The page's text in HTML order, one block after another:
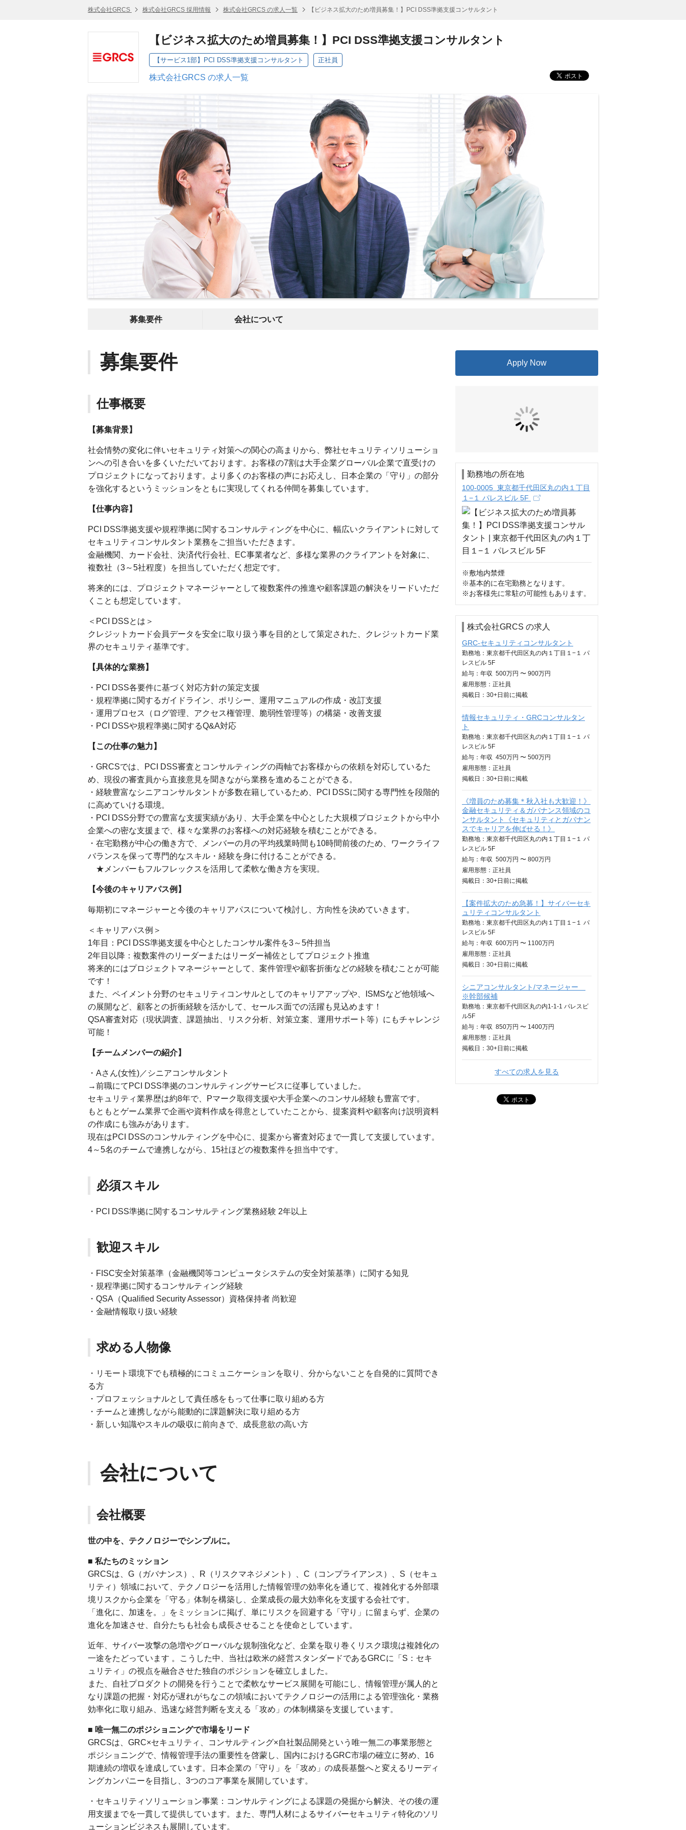
株式会社GRCS 株式会社GRCS 採用情報 株式会社GRCS の求人一覧 【ビジネス拡大のため増員募集！】PCI DSS準拠支援コンサルタント
【ビジネス拡大のため増員募集！】PCI DSS準拠支援コンサルタント
【サービス1部】PCI DSS準拠支援コンサルタント 正社員
株式会社GRCS の求人一覧
募集要件 会社について
募集要件
仕事概要
【募集背景】
社会情勢の変化に伴いセキュリティ対策への関心の高まりから、弊社セキュリティソリューショ
ンへの引き合いを多くいただいております。お客様の7割は大手企業グローバル企業で直受けの
プロジェクトになっております。より多くのお客様の声にお応えし、日本企業の「守り」の部分
を強化するというミッションをともに実現してくれる仲間を募集しています。
【仕事内容】
PCI DSS準拠支援や規程準拠に関するコンサルティングを中心に、幅広いクライアントに対して
セキュリティコンサルタント業務をご担当いただきます。
金融機関、カード会社、決済代行会社、EC事業者など、多様な業界のクライアントを対象に、
複数社（3～5社程度）を担当していただく想定です。
将来的には、プロジェクトマネージャーとして複数案件の推進や顧客課題の解決をリードいただ
くことも想定しています。
＜PCI DSSとは＞
クレジットカード会員データを安全に取り扱う事を目的として策定された、クレジットカード業
界のセキュリティ基準です。
【具体的な業務】
・PCI DSS各要件に基づく対応方針の策定支援
・規程準拠に関するガイドライン、ポリシー、運用マニュアルの作成・改訂支援
・運用プロセス（ログ管理、アクセス権管理、脆弱性管理等）の構築・改善支援
・PCI DSSや規程準拠に関するQ&A対応
【この仕事の魅力】
・GRCSでは、PCI DSS審査とコンサルティングの両軸でお客様からの依頼を対応しているた
め、現役の審査員から直接意見を聞きながら業務を進めることができる。
・経験豊富なシニアコンサルタントが多数在籍しているため、PCI DSSに関する専門性を段階的
に高めていける環境。
・PCI DSS分野での豊富な支援実績があり、大手企業を中心とした大規模プロジェクトから中小
企業への密な支援まで、様々な業界のお客様への対応経験を積むことができる。
・在宅勤務が中心の働き方で、メンバーの月の平均残業時間も10時間前後のため、ワークライフ
バランスを保って専門的なスキル・経験を身に付けることができる。
★メンバーもフルフレックスを活用して柔軟な働き方を実現。
【今後のキャリアパス例】
毎期初にマネージャーと今後のキャリアパスについて検討し、方向性を決めていきます。
＜キャリアパス例＞
1年目：PCI DSS準拠支援を中心としたコンサル案件を3～5件担当
2年目以降：複数案件のリーダーまたはリーダー補佐としてプロジェクト推進
将来的にはプロジェクトマネージャーとして、案件管理や顧客折衝などの経験を積むことが可能
です！
また、ペイメント分野のセキュリティコンサルとしてのキャリアアップや、ISMSなど他領域へ
の展開など、顧客との折衝経験を活かして、セールス面での活躍も見込めます！
QSA審査対応（現状調査、課題抽出、リスク分析、対策立案、運用サポート等）にもチャレンジ
可能！
【チームメンバーの紹介】
・Aさん(女性)／シニアコンサルタント
→前職にてPCI DSS準拠のコンサルティングサービスに従事していました。
セキュリティ業界歴は約8年で、Pマーク取得支援や大手企業へのコンサル経験も豊富です。
もともとゲーム業界で企画や資料作成を得意としていたことから、提案資料や顧客向け説明資料
の作成にも強みがあります。
現在はPCI DSSのコンサルティングを中心に、提案から審査対応まで一貫して支援しています。
4～5名のチームで連携しながら、15社ほどの複数案件を担当中です。
必須スキル
・PCI DSS準拠に関するコンサルティング業務経験 2年以上
歓迎スキル
・FISC安全対策基準（金融機関等コンピュータシステムの安全対策基準）に関する知見
・規程準拠に関するコンサルティング経験
・QSA（Qualified Security Assessor）資格保持者 尚歓迎
・金融情報取り扱い経験
求める人物像
・リモート環境下でも積極的にコミュニケーションを取り、分からないことを自発的に質問でき
る方
・プロフェッショナルとして責任感をもって仕事に取り組める方
・チームと連携しながら能動的に課題解決に取り組める方
・新しい知識やスキルの吸収に前向きで、成長意欲の高い方
会社について
会社概要
世の中を、テクノロジーでシンプルに。
■ 私たちのミッション
GRCSは、G（ガバナンス）、R（リスクマネジメント）、C（コンプライアンス）、S（セキュ
リティ）領域において、テクノロジーを活用した情報管理の効率化を通じて、複雑化する外部環
境リスクから企業を「守る」体制を構築し、企業成長の最大効率化を支援する会社です。
「進化に、加速を。」をミッションに掲げ、単にリスクを回避する「守り」に留まらず、企業の
進化を加速させ、自分たちも社会も成長させることを使命としています。
近年、サイバー攻撃の急増やグローバルな規制強化など、企業を取り巻くリスク環境は複雑化の
一途をたどっています 。こうした中、当社は欧米の経営スタンダードであるGRCに「S：セキ
ュリティ」の視点を融合させた独自のポジションを確立しました。
また、自社プロダクトの開発を行うことで柔軟なサービス展開を可能にし、情報管理が属人的と
なり課題の把握・対応が遅れがちなこの領域においてテクノロジーの活用による管理強化・業務
効率化に取り組み、迅速な経営判断を支える「攻め」の体制構築を支援しています。
■ 唯一無二のポジショニングで市場をリード
GRCSは、GRC×セキュリティ、コンサルティング×自社製品開発という唯一無二の事業形態と
ポジショニングで、情報管理手法の重要性を啓蒙し、国内におけるGRC市場の確立に努め、16
期連続の増収を達成しています。日本企業の「守り」を「攻め」の成長基盤へと変えるリーディ
ングカンパニーを目指し、3つのコア事業を展開しています。
・セキュリティソリューション事業：コンサルティングによる課題の発掘から解決、その後の運
用支援までを一貫して提供しています。また、専門人材によるサイバーセキュリティ特化のソリ
ューションビジネスも展開しています。
Apply Now
勤務地の所在地
100-0005 東京都千代田区丸の内１丁目
１−１ パレスビル 5F
※敷地内禁煙
※基本的に在宅勤務となります。
※お客様先に常駐の可能性もあります。
株式会社GRCS の求人
GRC-セキュリティコンサルタント
勤務地：東京都千代田区丸の内１丁目１−１ パ
レスビル 5F
給与： 年収 500万円 〜 900万円
雇用形態：正社員
掲載日： 30+日 前に掲載
情報セキュリティ・GRCコンサルタン
ト
勤務地：東京都千代田区丸の内１丁目１−１ パ
レスビル 5F
給与： 年収 450万円 〜 500万円
雇用形態：正社員
掲載日： 30+日 前に掲載
《増員のため募集＊秋入社も大歓迎！》
金融セキュリティ＆ガバナンス領域のコ
ンサルタント《セキュリティとガバナン
スでキャリアを伸ばせる！》
勤務地：東京都千代田区丸の内１丁目１−１ パ
レスビル 5F
給与： 年収 500万円 〜 800万円
雇用形態：正社員
掲載日： 30+日 前に掲載
【案件拡大のため急募！】サイバーセキ
ュリティコンサルタント
勤務地：東京都千代田区丸の内１丁目１−１ パ
レスビル 5F
給与： 年収 600万円 〜 1100万円
雇用形態：正社員
掲載日： 30+日 前に掲載
シニアコンサルタント/マネージャー
※幹部候補
勤務地：東京都千代田区丸の内1-1-1 パレスビ
ル5F
給与： 年収 850万円 〜 1400万円
雇用形態：正社員
掲載日： 30+日 前に掲載
すべての求人を見る